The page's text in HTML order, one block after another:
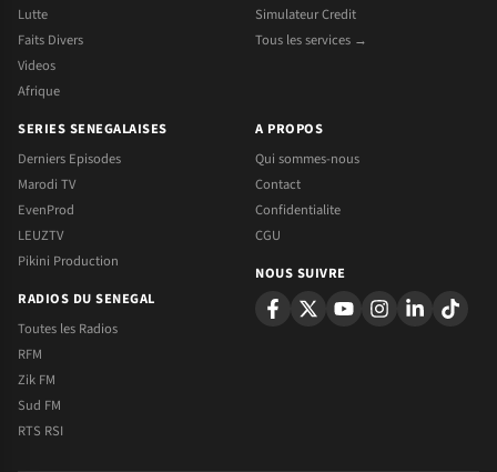
Lutte
Faits Divers
Videos
Afrique
Simulateur Credit
Tous les services →
SERIES SENEGALAISES
Derniers Episodes
Marodi TV
EvenProd
LEUZTV
Pikini Production
RADIOS DU SENEGAL
Toutes les Radios
RFM
Zik FM
Sud FM
RTS RSI
A PROPOS
Qui sommes-nous
Contact
Confidentialite
CGU
NOUS SUIVRE